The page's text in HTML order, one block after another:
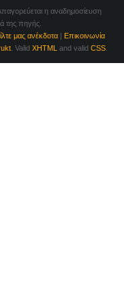
η αναδημοσίευση
της πηγής.
μας ανέκδοτα| Επικοινωνία
. Valid XHTML and valid CSS.